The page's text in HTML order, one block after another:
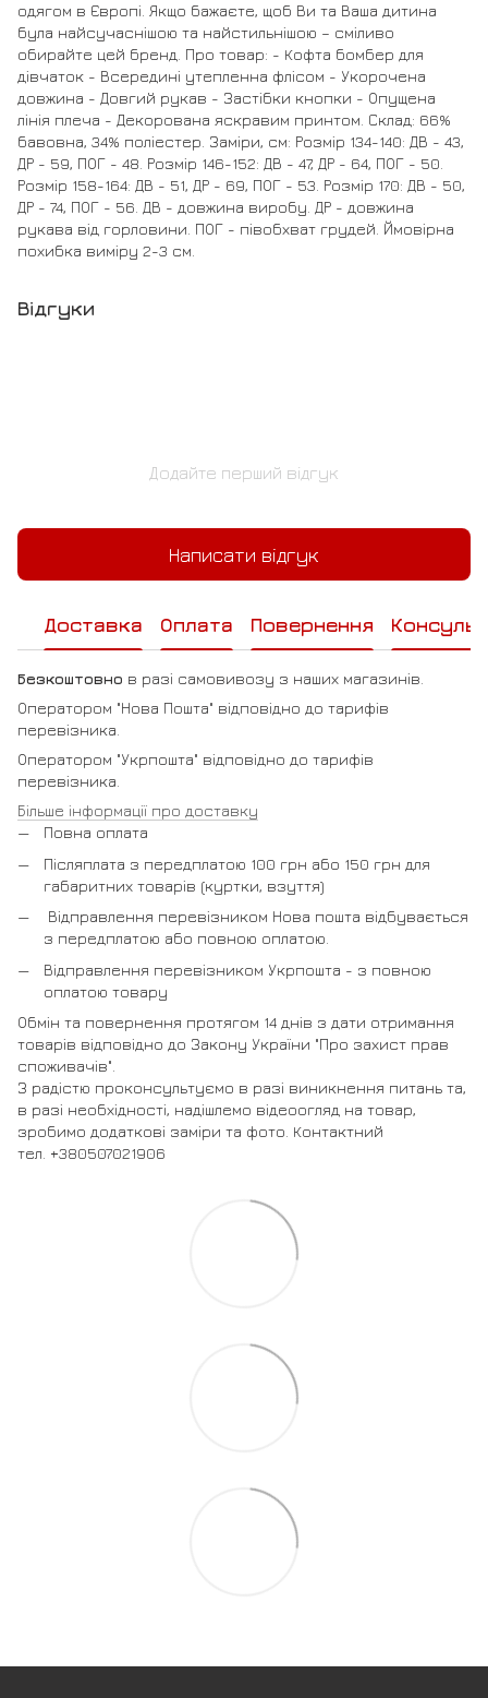
одягом в Європі. Якщо бажаєте, щоб Ви та Ваша дитина
була найсучаснішою та найстильнішою – сміливо
обирайте цей бренд. Про товар: - Кофта бомбер для
дівчаток - Всередині утепленна флісом - Укорочена
довжина - Довгий рукав - Застібки кнопки - Опущена
лінія плеча - Декорована яскравим принтом. Склад: 66%
бавовна, 34% поліестер. Заміри, см: Розмір 134-140: ДВ - 43,
ДР - 59, ПОГ - 48. Розмір 146-152: ДВ - 47, ДР - 64, ПОГ - 50.
Розмір 158-164: ДВ - 51, ДР - 69, ПОГ - 53. Розмір 170: ДВ - 50,
ДР - 74, ПОГ - 56. ДВ - довжина виробу. ДР - довжина
рукава від горловини. ПОГ - півобхват грудей. Ймовірна
похибка виміру 2-3 см.
Відгуки
Додайте перший відгук
Написати відгук
Доставка Оплата Повернення
Безкоштовно в разі самовивозу з наших магазинів.
Оператором "Нова Пошта" відповідно до тарифів
перевізника.
Оператором "Укрпошта" відповідно до тарифів
перевізника.
Більше інформації про доставку
Повна оплата
Післяплата з передплатою 100 грн або 150 грн для
габаритних товарів (куртки, взуття)
Відправлення перевізником Нова пошта відбувається
з передплатою або повною оплатою.
Відправлення перевізником Укрпошта - з повною
оплатою товару
Обмін та повернення протягом 14 днів з дати отримання
товарів відповідно до Закону України "Про захист прав
споживачів".
З радістю проконсультуємо в разі виникнення питань та,
в разі необхідності, надішлемо відеоогляд на товар,
зробимо додаткові заміри та фото. Контактний
тел. +380507021906